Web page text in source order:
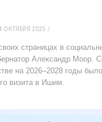
ОКТЯБРЯ 2025
страницах в
Александр Моор.
на 2026–2028 годы
визита в Ишим.